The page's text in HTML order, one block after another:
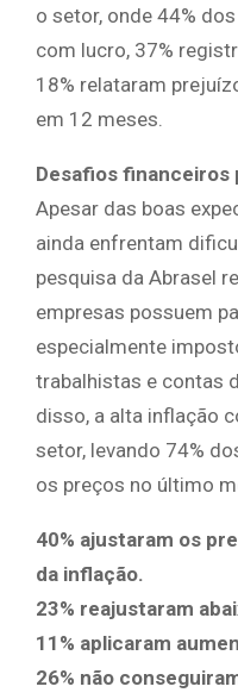
o setor, onde 44%
com lucro, 37%
18% relataram
em 12 meses.
Desafios financeiros
Apesar das boas
ainda enfrentam
pesquisa da Abrasel
empresas possuem
especialmente
trabalhistas e contas
disso, a alta inflação
setor, levando 74%
os preços no último
40% ajustaram os
da inflação.
23% reajustaram
11% aplicaram
26% não